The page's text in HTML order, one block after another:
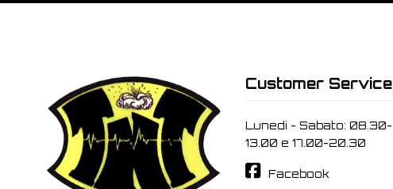
Customer Service
Lunedi - Sabato: 08.30-
13.00 e 17.00-20.30
Facebook